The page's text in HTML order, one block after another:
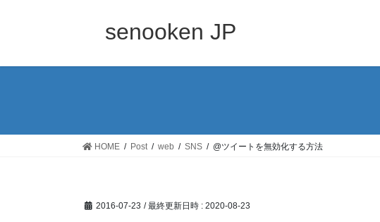
senooken JP
HOME Post web SNS @ツイートを無効化する方法
2016-07-23 / 最終更新日時 : 2020-08-23